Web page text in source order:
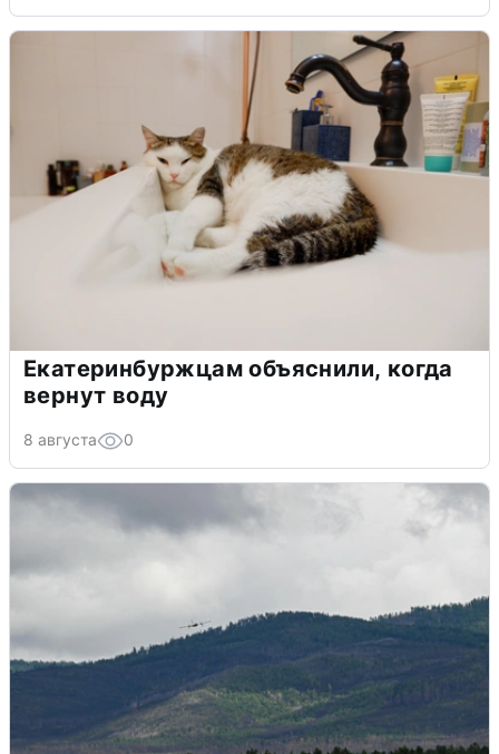
Екатеринбуржцам объяснили, когда
вернут воду
8 августа 0